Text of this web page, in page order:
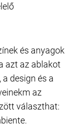
és anyagok
azt az ablakot
design és a
az
választhat: